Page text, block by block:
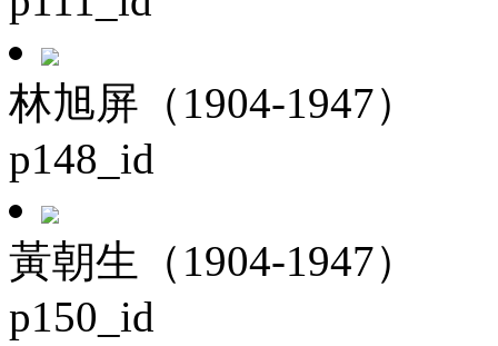
林旭屏（1904-1947）
p148_id
黃朝生（1904-1947）
p150_id